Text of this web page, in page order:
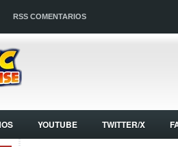
RSS COMENTARIOS
YOUTUBE TWITTER/X